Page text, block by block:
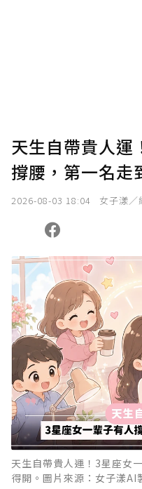
天生自帶貴人運
撐腰，第一名走
2026-08-03 18:04 女子漾／
天生自帶貴人運！3星座女
得開。圖片來源：女子漾AI